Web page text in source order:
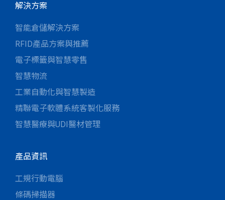
解決方案
智能倉儲解決方案
RFID產品方案與推薦
電子標籤與智慧零售
智慧物流
工業自動化與智慧製造
精聯電子軟體系統客製化服務
智慧醫療與UDI醫材管理
產品資訊
工規行動電腦
條碼掃描器